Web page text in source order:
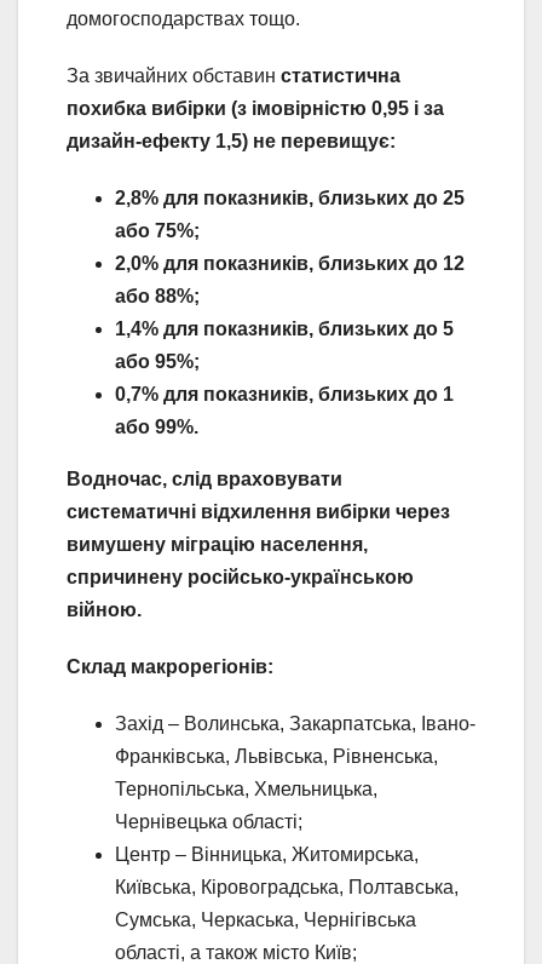
домогосподарствах тощо.
За звичайних обставин статистична
похибка вибірки (з імовірністю 0,95 і за
дизайн-ефекту 1,5) не перевищує:
2,8% для показників, близьких до 25
або 75%;
2,0% для показників, близьких до 12
або 88%;
1,4% для показників, близьких до 5
або 95%;
0,7% для показників, близьких до 1
або 99%.
Водночас, слід враховувати
систематичні відхилення вибірки через
вимушену міграцію населення,
спричинену російсько-українською
війною.
Склад макрорегіонів:
Захід – Волинська, Закарпатська, Івано-
Франківська, Львівська, Рівненська,
Тернопільська, Хмельницька,
Чернівецька області;
Центр – Вінницька, Житомирська,
Київська, Кіровоградська, Полтавська,
Сумська, Черкаська, Чернігівська
області, а також місто Київ;